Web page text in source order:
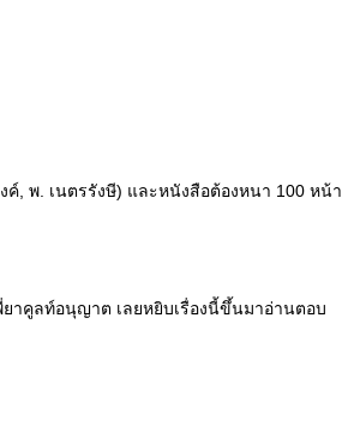
, พ. เนตรรังษี) และหนังสือต้องหนา 100 หน้า
าคูลท์อนุญาต เลยหยิบเรื่องนี้ขึ้นมาอ่านตอบ